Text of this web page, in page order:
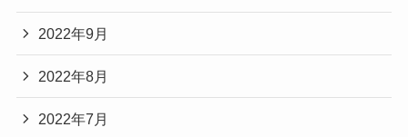
2022年9月
2022年8月
2022年7月